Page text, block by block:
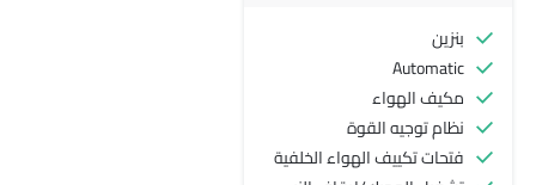
بنزين
Automatic
مكيف الهواء
نظام توجيه القوة
فتحات تكييف الهواء الخلفية